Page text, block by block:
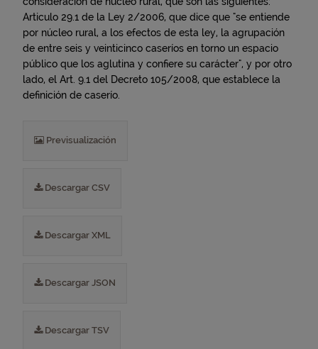
Articulo 29.1 de la Ley 2/2006, que dice que "se entiende
por núcleo rural, a los efectos de esta ley, la agrupación
de entre seis y veinticinco caseríos en torno un espacio
público que los aglutina y confiere su carácter", y por otro
lado, el Art. 9.1 del Decreto 105/2008, que establece la
definición de caserío.
Previsualización
Descargar CSV
Descargar XML
Descargar JSON
Descargar TSV